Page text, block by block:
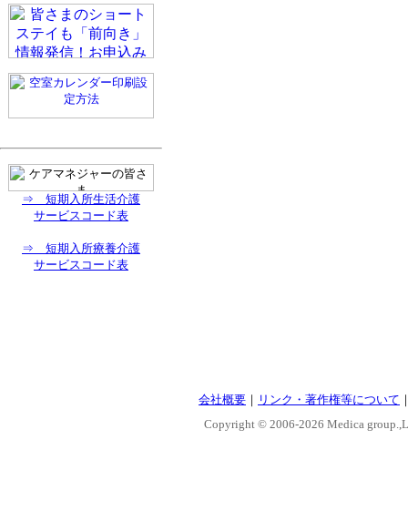
⇒ 短期入所生活介護
サービスコード表
⇒ 短期入所療養介護
サービスコード表
会社概要 ｜ リンク・著作権等について
Copyright © 2006-2026 Medica